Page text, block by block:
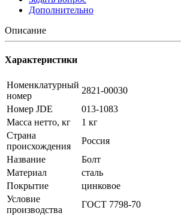
Дополнительно
Описание
Характеристики
Номенклатурный
номер
2821-00030
Номер JDE
013-1083
Масса нетто, кг
1 кг
Страна
происхождения
Россия
Название
Болт
Материал
сталь
Покрытие
цинковое
Условие
производства
ГОСТ 7798-70